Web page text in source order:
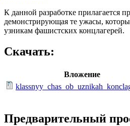
К данной разработке прилагается
демонстрирующая те ужасы,
узникам фашистских концлагерей.
Скачать:
Вложение
Предварительный